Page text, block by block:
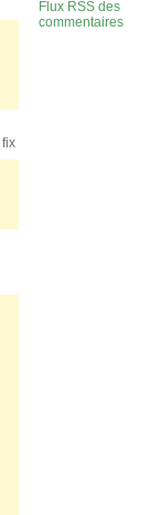
fix
Flux RSS des
commentaires